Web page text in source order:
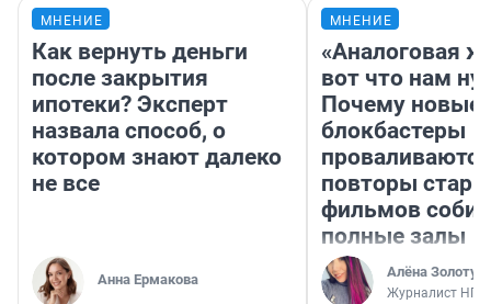
МНЕНИЕ
Как вернуть деньги
после закрытия
ипотеки? Эксперт
назвала способ, о
котором знают далеко
не все
Анна Ермакова
МНЕНИЕ
«Аналоговая
вот что нам
Почему новые
блокбастеры
повторы
фильмов
полные залы
Алёна
Журналист НГС